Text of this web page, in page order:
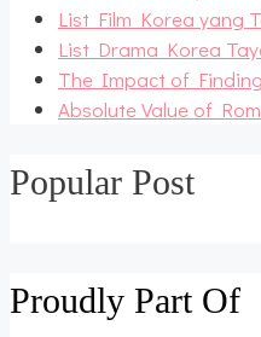
List Film Korea yang
List Drama Korea
The Impact of
Absolute Value of
Popular Post
Proudly Part Of